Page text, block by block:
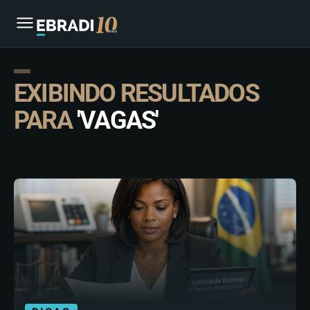
EXIBINDO RESULTADOS
PARA'VAGAS'